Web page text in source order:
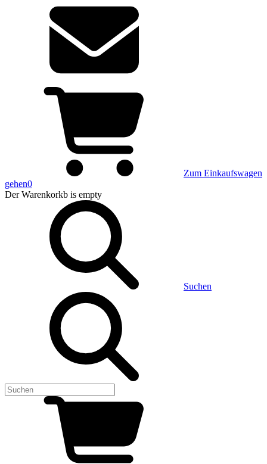
Zum Einkaufswagen
gehen0
Der Warenkorkb is empty
Suchen